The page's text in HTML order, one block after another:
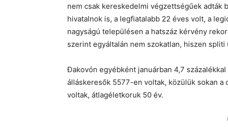
nem csak kereskedelmi végzettségűek adták
hivatalnok is, a legfiatalabb 22 éves volt, a
nagyságú településen a hatszáz kérvény
szerint egyáltalán nem szokatlan, hiszen
Đakovón egyébként januárban 4,7
álláskeresők 5577-en voltak, közülük sokan
voltak, átlagéletkoruk 50 év.